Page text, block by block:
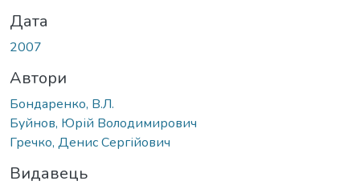
Дата
2007
Автори
Бондаренко, В.Л.
Буйнов, Юрій Володимирович
Гречко, Денис Сергійович
Видавець